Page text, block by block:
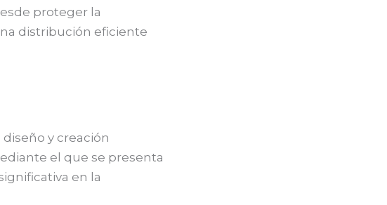
proteger la
distribución eficiente
y creación
el que se presenta
en la